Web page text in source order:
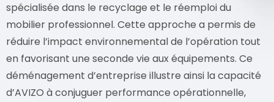
spécialisée dans le recyclage et le réemploi du
mobilier professionnel. Cette approche a permis de
réduire l’impact environnemental de l’opération tout
en favorisant une seconde vie aux équipements. Ce
déménagement d’entreprise illustre ainsi la capacité
d’AVIZO à conjuguer performance opérationnelle,